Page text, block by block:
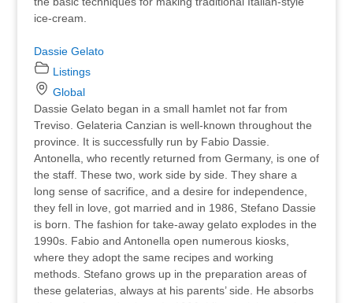
ice-cream.
Dassie Gelato
Listings
Global
Dassie Gelato began in a small hamlet not far from
Treviso. Gelateria Canzian is well-known throughout the
province. It is successfully run by Fabio Dassie.
Antonella, who recently returned from Germany, is one of
the staff. These two, work side by side. They share a
long sense of sacrifice, and a desire for independence,
they fell in love, got married and in 1986, Stefano Dassie
is born. The fashion for take-away gelato explodes in the
1990s. Fabio and Antonella open numerous kiosks,
where they adopt the same recipes and working
methods. Stefano grows up in the preparation areas of
these gelaterias, always at his parents’ side. He absorbs